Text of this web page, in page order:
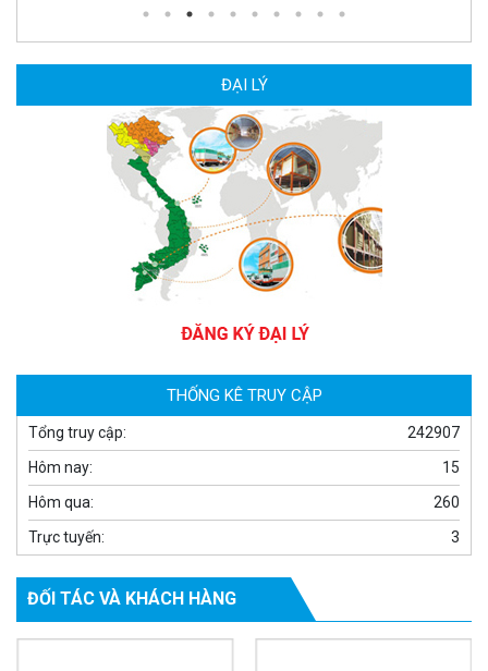
MUA NGAY
ĐẠI LÝ
THỐNG KÊ TRUY CẬP
242907
Tổng truy cập:
15
Hôm nay:
260
Hôm qua:
3
Trực tuyến:
ĐỐI TÁC VÀ KHÁCH HÀNG